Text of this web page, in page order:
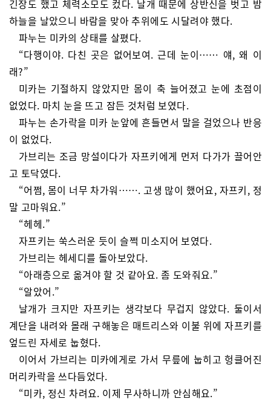
긴장도 했고 체력소모도 컸다. 날개 때문에 상반신을 벗고 밤
하늘을 날았으니 바람을 맞아 추위에도 시달려야 했다.
파누는 미카의 상태를 살폈다.
“다행이야. 다친 곳은 없어보여. 근데 눈이…… 얘, 왜 이
래?”
미카는 기절하지 않았지만 몸이 축 늘어졌고 눈에 초점이
없었다. 마치 눈을 뜨고 잠든 것처럼 보였다.
파누는 손가락을 미카 눈앞에 흔들면서 말을 걸었으나 반응
이 없었다.
가브리는 조금 망설이다가 자프키에게 먼저 다가가 끌어안
고 토닥였다.
“어쩜, 몸이 너무 차가워……. 고생 많이 했어요, 자프키, 정
말 고마워요.”
“헤헤.”
자프키는 쑥스러운 듯이 슬쩍 미소지어 보였다.
가브리는 헤세디를 돌아보았다.
“아래층으로 옮겨야 할 것 같아요. 좀 도와줘요.”
“알았어.”
날개가 크지만 자프키는 생각보다 무겁지 않았다. 둘이서
계단을 내려와 몰래 구해놓은 매트리스와 이불 위에 자프키를
엎드린 자세로 눕혔다.
이어서 가브리는 미카에게로 가서 무릎에 눕히고 헝클어진
머리카락을 쓰다듬었다.
“미카, 정신 차려요. 이제 무사하니까 안심해요.”